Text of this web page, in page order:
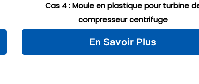
Cas 4 : Moule en plastique pour turbine
compresseur centrifuge
En Savoir Plus